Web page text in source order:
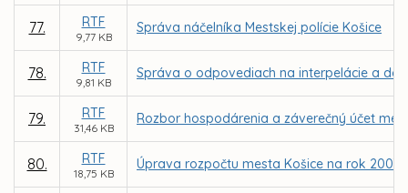
77. RTF
9,77 KB
Správa náčelníka Mestskej polície Košice
78. RTF
9,81 KB
Správa o odpovediach na interpelácie a
79. RTF
31,46 KB
Rozbor hospodárenia a záverečný účet
80. RTF
18,75 KB
Úprava rozpočtu mesta Košice na rok 2007